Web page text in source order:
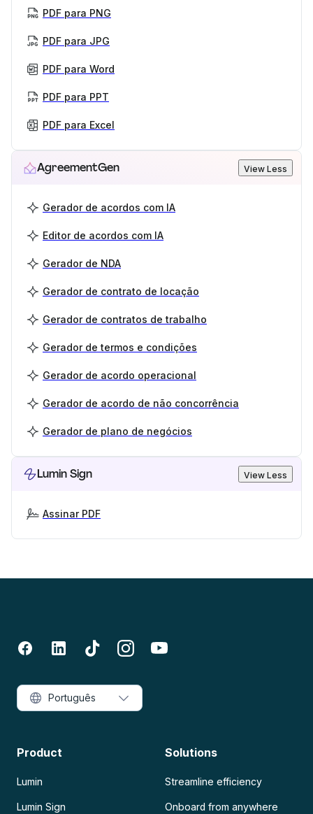
PDF para PNG
PDF para JPG
PDF para Word
PDF para PPT
PDF para Excel
AgreementGen View Less
Gerador de acordos com IA
Editor de acordos com IA
Gerador de NDA
Gerador de contrato de locação
Gerador de contratos de trabalho
Gerador de termos e condições
Gerador de acordo operacional
Gerador de acordo de não concorrência
Gerador de plano de negócios
Lumin Sign View Less
Assinar PDF
Product
Lumin
Lumin Sign
Solutions
Streamline efficiency
Onboard from anywhere
Português